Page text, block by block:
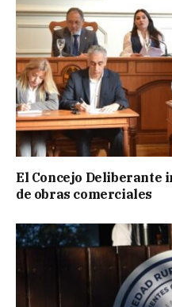
El Concejo Deliberante
de obras comerciales